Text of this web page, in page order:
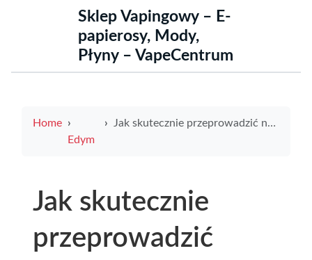
Sklep Vapingowy – E-
papierosy, Mody,
Płyny – VapeCentrum
Home
Edym
Jak skutecznie przeprowadzić naprawę grzałki w e-papierosie
Jak skutecznie
przeprowadzić